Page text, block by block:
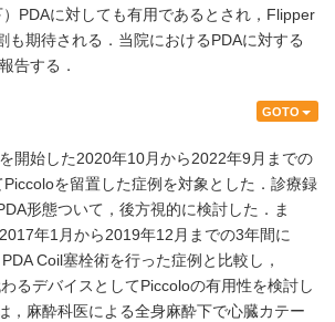
PDAに対しても有用であるとされ，Flipper
も期待される．当院におけるPDAに対する
告する．
GOTO
開始した2020年10月から2022年9月までの
を留置した症例を対象とした．診療録
形態ついて，後方視的に検討した．ま
年1月から2019年12月までの3年間に
Coil塞栓術を行った症例と比較し，
るデバイスとしてPiccoloの有用性を検討し
，麻酔科医による全身麻酔下で心臓カテー